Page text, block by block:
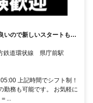
いので新しいスタートも安
駅から送迎あり 富山地方鉄道環状線 県庁前駅
上記時間でシフト制！
務も可能です。 お気軽に
...